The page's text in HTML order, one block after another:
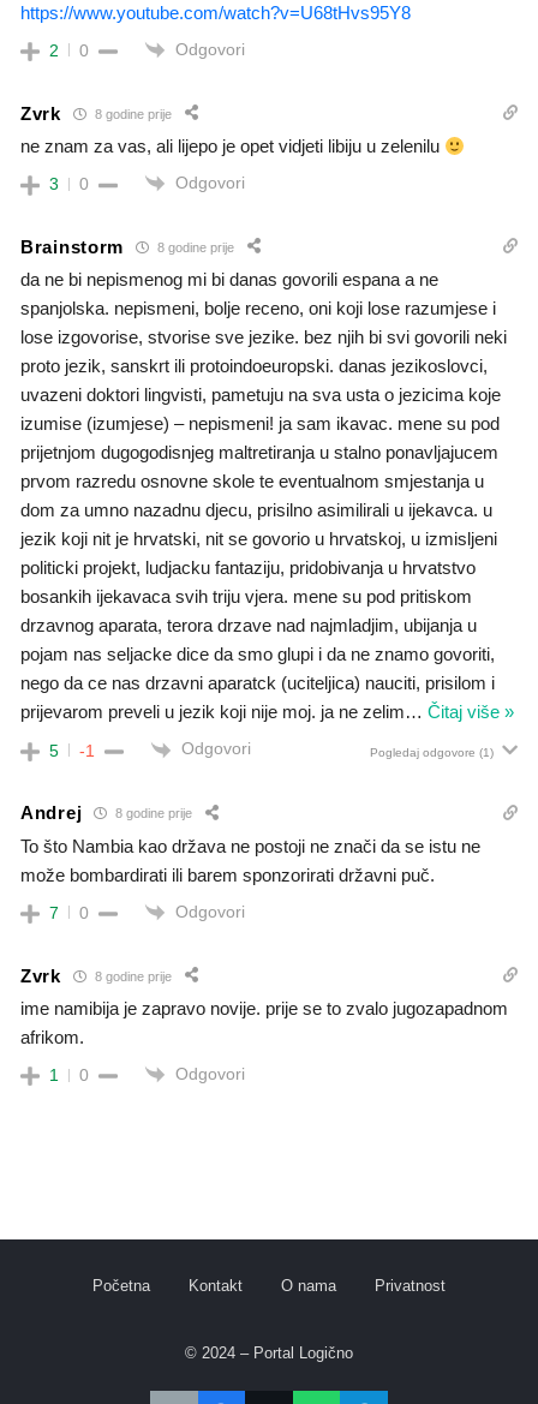
https://www.youtube.com/watch?v=U68tHvs95Y8
2 0 Odgovori
Zvrk 8 godine prije
ne znam za vas, ali lijepo je opet vidjeti libiju u zelenilu
3 0 Odgovori
Brainstorm 8 godine prije
da ne bi nepismenog mi bi danas govorili espana a ne
spanjolska. nepismeni, bolje receno, oni koji lose razumjese i
lose izgovorise, stvorise sve jezike. bez njih bi svi govorili neki
proto jezik, sanskrt ili protoindoeuropski. danas jezikoslovci,
uvazeni doktori lingvisti, pametuju na sva usta o jezicima koje
izumise (izumjese) – nepismeni! ja sam ikavac. mene su pod
prijetnjom dugogodisnjeg maltretiranja u stalno ponavljajucem
prvom razredu osnovne skole te eventualnom smjestanja u
dom za umno nazadnu djecu, prisilno asimilirali u ijekavca. u
jezik koji nit je hrvatski, nit se govorio u hrvatskoj, u izmisljeni
politicki projekt, ludjacku fantaziju, pridobivanja u hrvatstvo
bosankih ijekavaca svih triju vjera. mene su pod pritiskom
drzavnog aparata, terora drzave nad najmladjim, ubijanja u
pojam nas seljacke dice da smo glupi i da ne znamo govoriti,
nego da ce nas drzavni aparatck (uciteljica) nauciti, prisilom i
prijevarom preveli u jezik koji nije moj. ja ne zelim… Čitaj više »
5 -1 Odgovori Pogledaj odgovore (1)
Andrej 8 godine prije
To što Nambia kao država ne postoji ne znači da se istu ne
može bombardirati ili barem sponzorirati državni puč.
7 0 Odgovori
Zvrk 8 godine prije
ime namibija je zapravo novije. prije se to zvalo jugozapadnom
afrikom.
1 0 Odgovori
Početna Kontakt O nama Privatnost
© 2024 – Portal Logično